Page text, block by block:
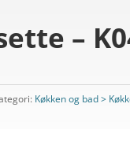
–
Køkken og bad >